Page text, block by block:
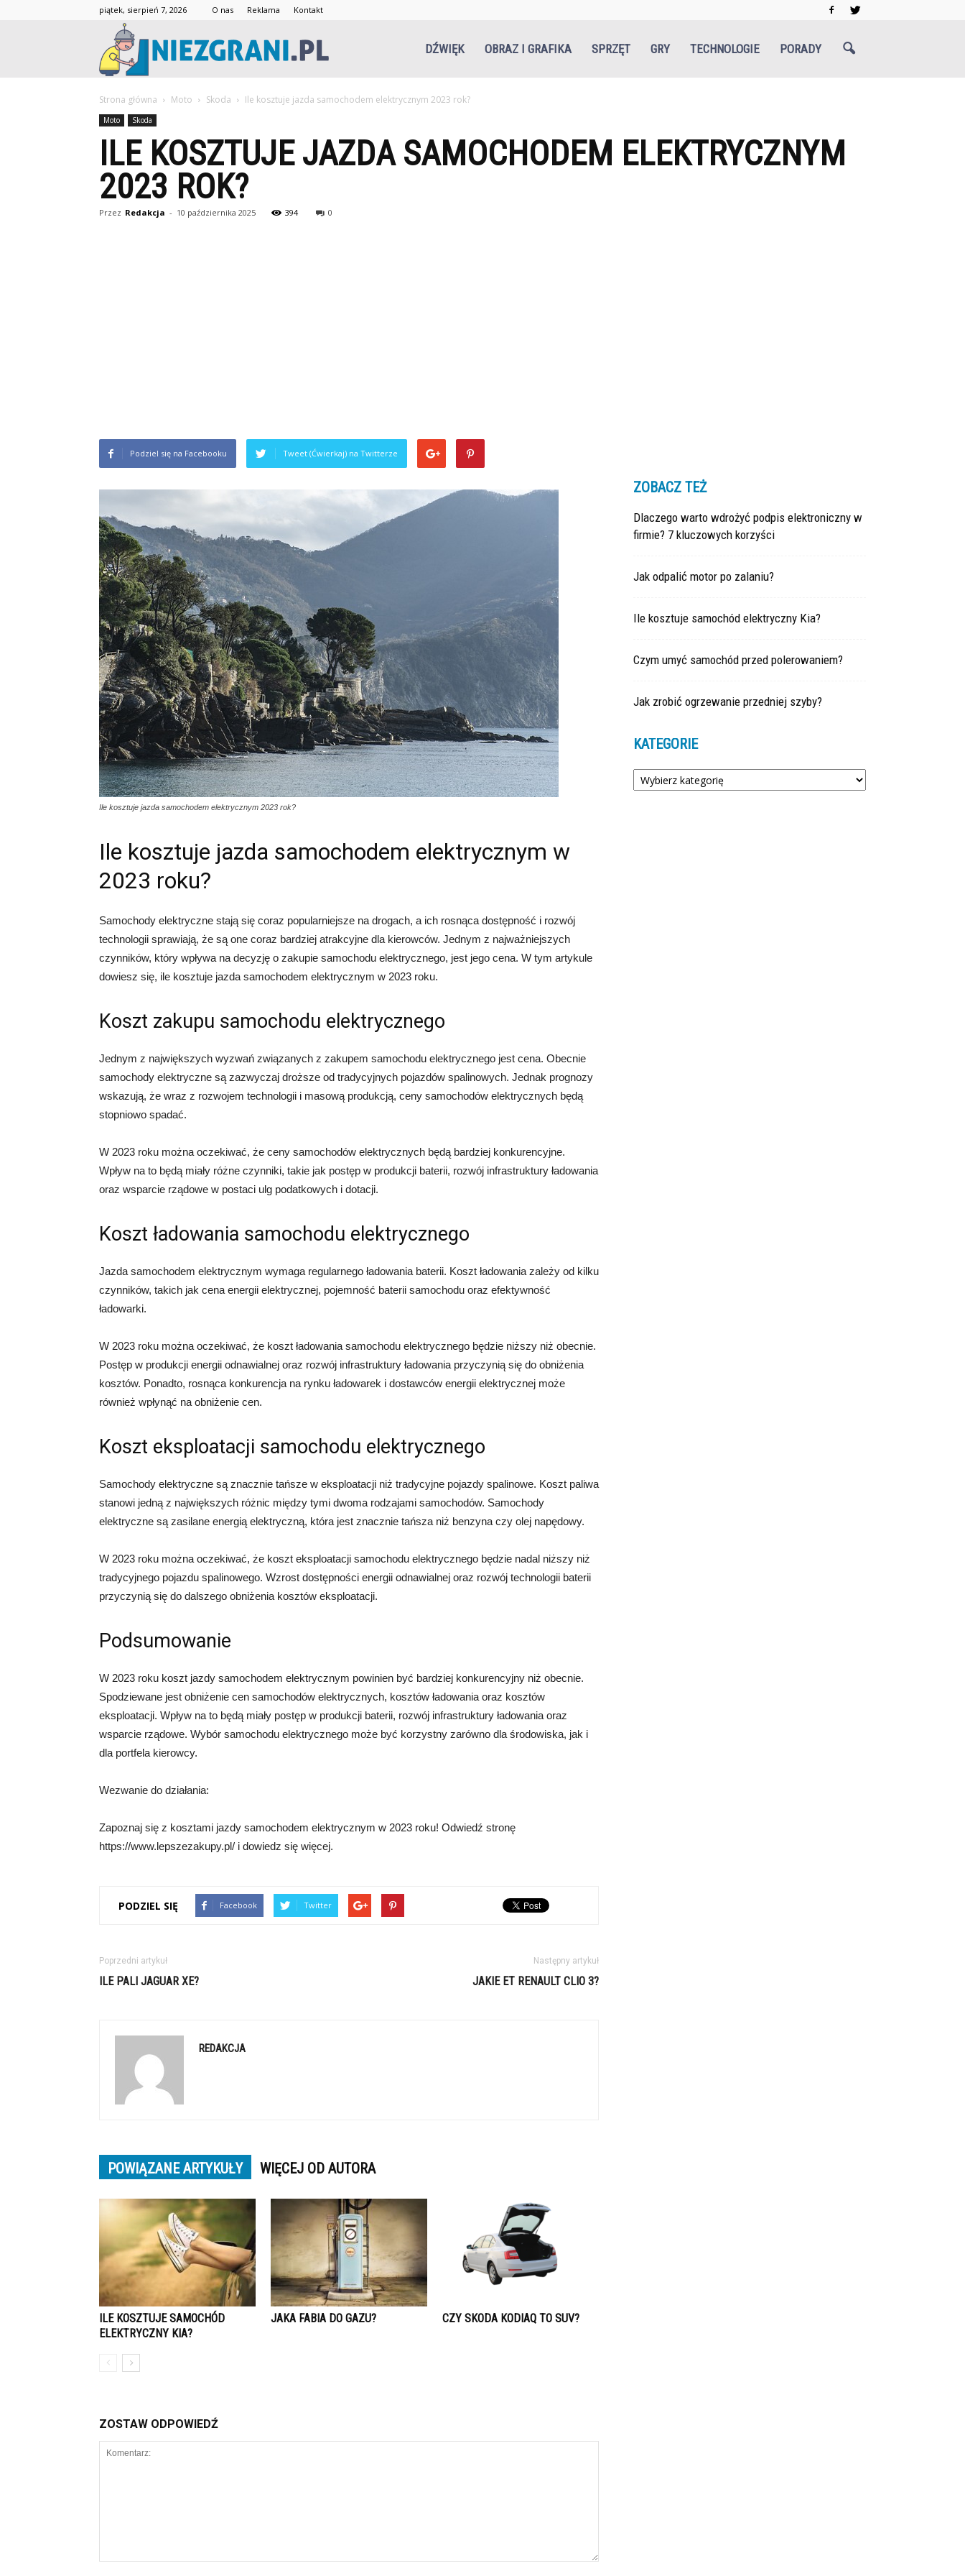
piątek, sierpień 7, 2026 O nas Reklama Kontakt
DŹWIĘK OBRAZ I GRAFIKA SPRZĘT GRY TECHNOLOGIE PORADY
Strona główna Moto Skoda Ile kosztuje jazda samochodem elektrycznym 2023 rok?
Moto Skoda
ILE KOSZTUJE JAZDA SAMOCHODEM ELEKTRYCZNYM
2023 ROK?
Przez Redakcja - 10 października 2025 394 0
Podziel się na Facebooku Tweet (Ćwierkaj) na Twitterze
Ile kosztuje jazda samochodem elektrycznym 2023 rok?
Ile kosztuje jazda samochodem elektrycznym w
2023 roku?
Samochody elektryczne stają się coraz popularniejsze na drogach, a ich rosnąca dostępność i rozwój
technologii sprawiają, że są one coraz bardziej atrakcyjne dla kierowców. Jednym z najważniejszych
czynników, który wpływa na decyzję o zakupie samochodu elektrycznego, jest jego cena. W tym artykule
dowiesz się, ile kosztuje jazda samochodem elektrycznym w 2023 roku.
Koszt zakupu samochodu elektrycznego
Jednym z największych wyzwań związanych z zakupem samochodu elektrycznego jest cena. Obecnie
samochody elektryczne są zazwyczaj droższe od tradycyjnych pojazdów spalinowych. Jednak prognozy
wskazują, że wraz z rozwojem technologii i masową produkcją, ceny samochodów elektrycznych będą
stopniowo spadać.
W 2023 roku można oczekiwać, że ceny samochodów elektrycznych będą bardziej konkurencyjne.
Wpływ na to będą miały różne czynniki, takie jak postęp w produkcji baterii, rozwój infrastruktury ładowania
oraz wsparcie rządowe w postaci ulg podatkowych i dotacji.
Koszt ładowania samochodu elektrycznego
Jazda samochodem elektrycznym wymaga regularnego ładowania baterii. Koszt ładowania zależy od kilku
czynników, takich jak cena energii elektrycznej, pojemność baterii samochodu oraz efektywność
ładowarki.
W 2023 roku można oczekiwać, że koszt ładowania samochodu elektrycznego będzie niższy niż obecnie.
Postęp w produkcji energii odnawialnej oraz rozwój infrastruktury ładowania przyczynią się do obniżenia
kosztów. Ponadto, rosnąca konkurencja na rynku ładowarek i dostawców energii elektrycznej może
również wpłynąć na obniżenie cen.
Koszt eksploatacji samochodu elektrycznego
Samochody elektryczne są znacznie tańsze w eksploatacji niż tradycyjne pojazdy spalinowe. Koszt paliwa
stanowi jedną z największych różnic między tymi dwoma rodzajami samochodów. Samochody
elektryczne są zasilane energią elektryczną, która jest znacznie tańsza niż benzyna czy olej napędowy.
W 2023 roku można oczekiwać, że koszt eksploatacji samochodu elektrycznego będzie nadal niższy niż
tradycyjnego pojazdu spalinowego. Wzrost dostępności energii odnawialnej oraz rozwój technologii baterii
przyczynią się do dalszego obniżenia kosztów eksploatacji.
Podsumowanie
W 2023 roku koszt jazdy samochodem elektrycznym powinien być bardziej konkurencyjny niż obecnie.
Spodziewane jest obniżenie cen samochodów elektrycznych, kosztów ładowania oraz kosztów
eksploatacji. Wpływ na to będą miały postęp w produkcji baterii, rozwój infrastruktury ładowania oraz
wsparcie rządowe. Wybór samochodu elektrycznego może być korzystny zarówno dla środowiska, jak i
dla portfela kierowcy.
Wezwanie do działania:
Zapoznaj się z kosztami jazdy samochodem elektrycznym w 2023 roku! Odwiedź stronę
https://www.lepszezakupy.pl/ i dowiedz się więcej.
PODZIEL SIĘ Facebook Twitter
Poprzedni artykuł
ILE PALI JAGUAR XE?
Następny artykuł
JAKIE ET RENAULT CLIO 3?
REDAKCJA
POWIĄZANE ARTYKUŁY WIĘCEJ OD AUTORA
ILE KOSZTUJE SAMOCHÓD
ELEKTRYCZNY KIA?
JAKA FABIA DO GAZU? CZY SKODA KODIAQ TO SUV?
ZOSTAW ODPOWIEDŹ
ZOBACZ TEŻ
Dlaczego warto wdrożyć podpis elektroniczny w
firmie? 7 kluczowych korzyści
Jak odpalić motor po zalaniu?
Ile kosztuje samochód elektryczny Kia?
Czym umyć samochód przed polerowaniem?
Jak zrobić ogrzewanie przedniej szyby?
KATEGORIE
Kategorie